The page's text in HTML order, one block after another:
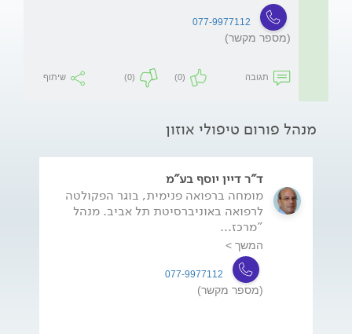
077-9977112
(מספר מקשר)
תגובה (0)
(0) שיתוף
מנהל פורום טיפולי אוזון
ד"ר דיין יוסף בע"מ
מומחה ברפואה פנימית, בוגר הפקולטה
לרפואה באוניברסיטת תל אביב. מנהל
"מרכז...
המשך >
077-9977112
(מספר מקשר)